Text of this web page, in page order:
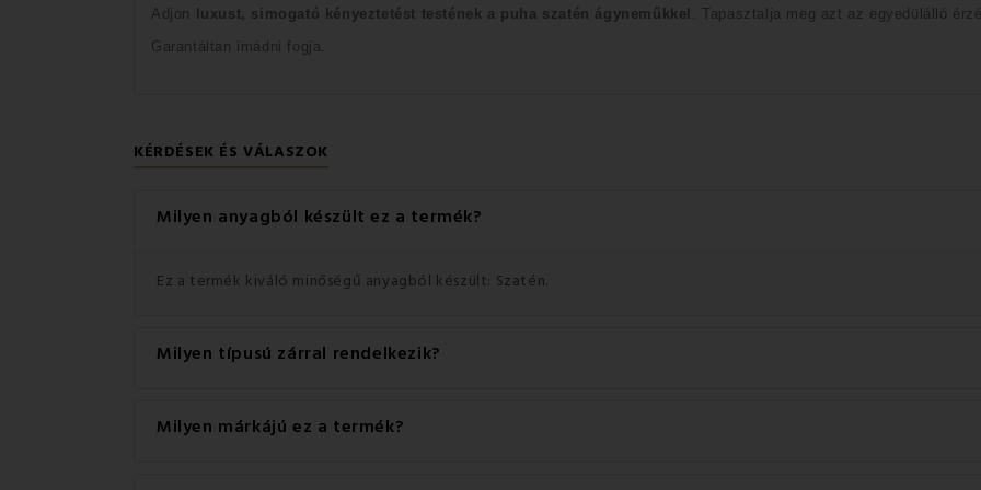
Adjon luxust, simogató kényeztetést testének a puha szatén ágyneműkkel
Tapasztalja meg azt az egyedülálló
Garantáltan i mádni fogja.
KÉRDÉSEK ÉS VÁLASZOK
Milyen anyagból készült ez a termék?
Ez a termék kiváló minőségű anyagból készült: Szatén.
Milyen típusú zárral rendelkezik?
Ez a termék praktikus Cipzár zárral rendelkezik.
Milyen márkájú ez a termék?